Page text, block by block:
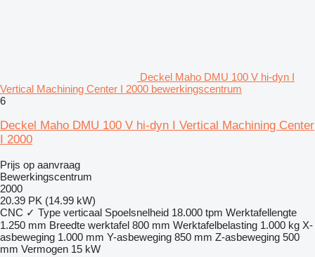
Deckel Maho DMU 100 V hi-dyn I
Vertical Machining Center I 2000 bewerkingscentrum
6
Deckel Maho DMU 100 V hi-dyn I Vertical Machining Center
I 2000
Prijs op aanvraag
Bewerkingscentrum
2000
20.39 PK (14.99 kW)
CNC ✓ Type verticaal Spoelsnelheid 18.000 tpm Werktafellengte
1.250 mm Breedte werktafel 800 mm Werktafelbelasting 1.000 kg X-
asbeweging 1.000 mm Y-asbeweging 850 mm Z-asbeweging 500
mm Vermogen 15 kW